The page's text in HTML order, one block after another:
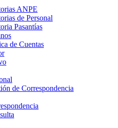
ANPE
de Personal
Pasantías
de Cuentas
de Correspondencia